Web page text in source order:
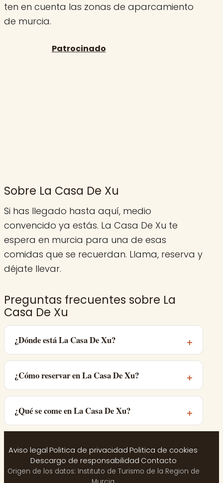
ten en cuenta las zonas de aparcamiento
de murcia.
Sobre La Casa De Xu
Si has llegado hasta aquí, medio
convencido ya estás. La Casa De Xu te
espera en murcia para una de esas
comidas que se recuerdan. Llama, reserva y
déjate llevar.
Preguntas frecuentes sobre La
Casa De Xu
¿Dónde está La Casa De Xu?
¿Cómo reservar en La Casa De Xu?
¿Qué se come en La Casa De Xu?
Aviso legal·Politica de privacidad·Politica de cookies·
Descargo de responsabilidad·Contacto
Origen de los datos: Instituto de Turismo de la Region de